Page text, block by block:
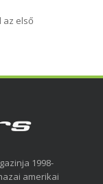
az első
1998-
amerikai